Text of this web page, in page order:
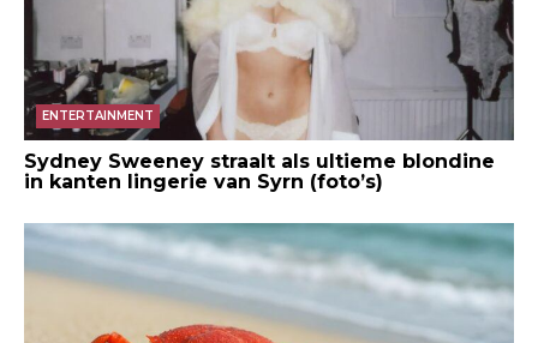
ENTERTAINMENT
Sydney Sweeney straalt als ultieme blondine
in kanten lingerie van Syrn (foto’s)